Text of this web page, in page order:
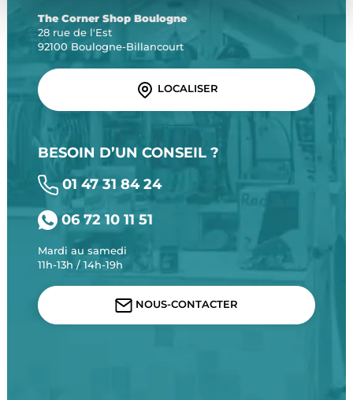
The Corner Shop Boulogne
28 rue de l'Est
92100 Boulogne-Billancourt
LOCALISER
BESOIN D’UN CONSEIL ?
01 47 31 84 24
06 72 10 11 51
Mardi au samedi
11h-13h / 14h-19h
NOUS-CONTACTER